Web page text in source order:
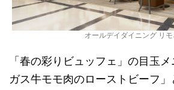
オールデイダイニング リモ
「春の彩りビュッフェ」の目玉
ガス牛モモ肉のローストビーフ